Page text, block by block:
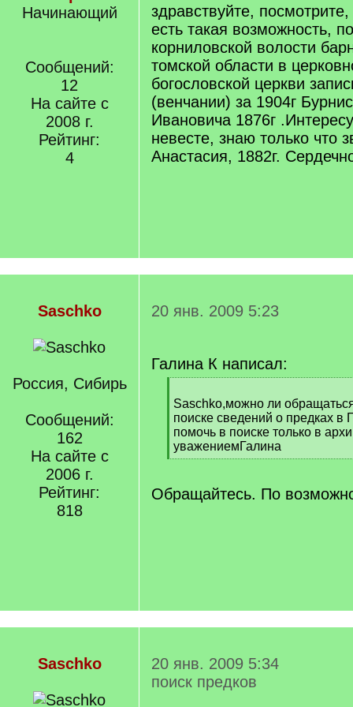
Начинающий
Сообщений:
12
На сайте с
2008 г.
Рейтинг:
4
здравствуйте,
есть такая возможность,
корниловской волости
томской области в
богословской церкви
(венчании) за 1904г
Ивановича 1876г
невесте, знаю только что
Анастасия, 1882г.
Saschko
Россия, Сибирь
Сообщений:
162
На сайте с
2006 г.
Рейтинг:
818
20 янв. 2009 5:23
Галина К написал:
q
]
Saschko,можно ли
поиске сведений о предках в
помочь в поиске только в
уважениемГалина
[
q
]
Обращайтесь. По
Saschko
20 янв. 2009 5:34
поиск предков